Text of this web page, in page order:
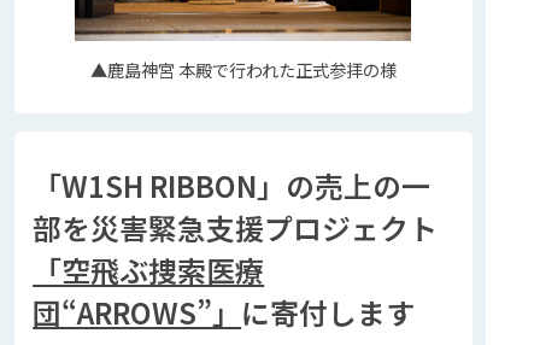
▲鹿島神宮 本殿で行われた正式参拝の様
「W1SH RIBBON」の売上の一
部を災害緊急支援プロジェクト
「空飛ぶ捜索医療
団“ARROWS”」 に寄付します